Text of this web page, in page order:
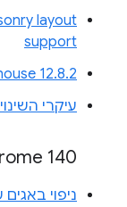
layout
support
12.8.2
עיקרי
140
ניפוי